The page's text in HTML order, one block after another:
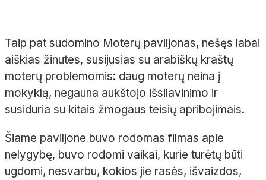
Taip pat sudomino Moterų paviljonas, nešęs labai
aiškias žinutes, susijusias su arabiškų kraštų
moterų problemomis: daug moterų neina į
mokyklą, negauna aukštojo išsilavinimo ir
susiduria su kitais žmogaus teisių apribojimais.
Šiame paviljone buvo rodomas filmas apie
nelygybę, buvo rodomi vaikai, kurie turėtų būti
ugdomi, nesvarbu, kokios jie rasės, išvaizdos,